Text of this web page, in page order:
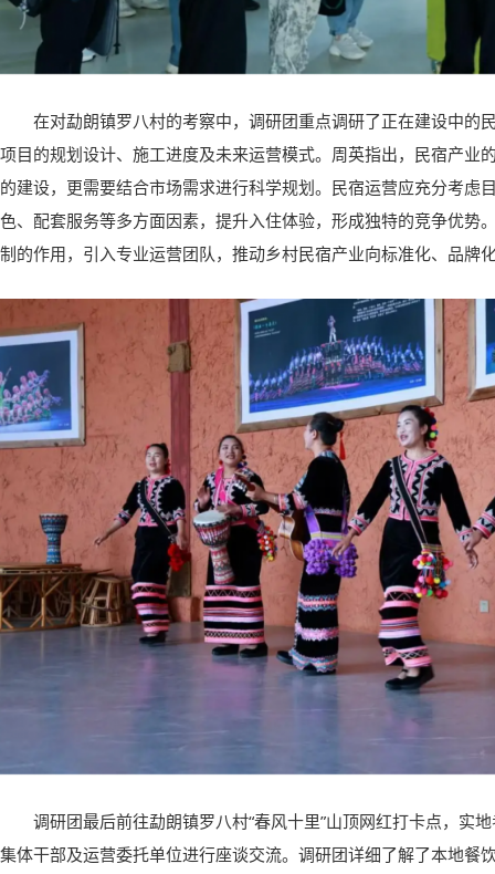
在对勐朗镇罗八村的考察中，调研团重点调研了正在建设中的
项目的规划设计、施工进度及未来运营模式。周英指出，民宿产业
的建设，更需要结合市场需求进行科学规划。民宿运营应充分考虑
色、配套服务等多方面因素，提升入住体验，形成独特的竞争优势
制的作用，引入专业运营团队，推动乡村民宿产业向标准化、品牌
调研团最后前往勐朗镇罗八村“春风十里”山顶网红打卡点，实
集体干部及运营委托单位进行座谈交流。调研团详细了解了本地餐